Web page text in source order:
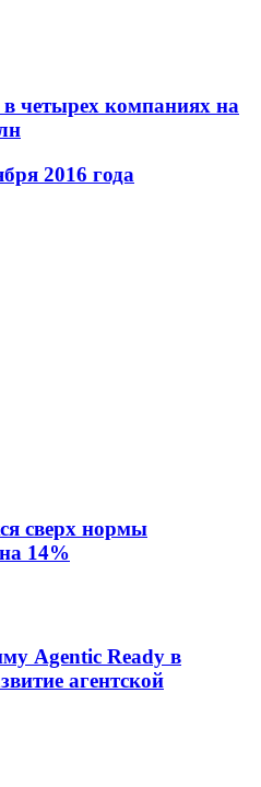
четырех компаниях на
2016 года
сверх нормы
14%
Agentic Ready в
агентской